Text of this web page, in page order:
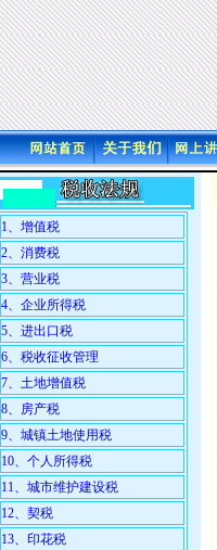
1、增值税
2、消费税
3、营业税
4、企业所得税
5、进出口税
6、税收征收管理
7、土地增值税
8、房产税
9、城镇土地使用税
10、个人所得税
11、城市维护建设税
12、契税
13、印花税